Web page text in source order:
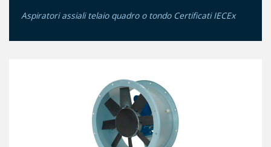
Aspiratori assiali telaio quadro o tondo Certificati IECEx